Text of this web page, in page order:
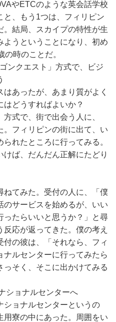
やETCのような英会話学校
と、もう1つは、フィリピン
。結局、スカイプの特性が生
うということになり、初め
の時のことだ。
ンクエスト」方式で、ビジ
あったが、あまり質がよく
どうすればよいか？
式で、街で出会う人に、
。フィリピンの街に出て、い
れたところに行ってみる。
ば、だんだん正解にたどり
ねてみた。受付の人に、「僕
のサービスを始めるが、いい
ったらいいと思うか？」と尋
応が返ってきた。僕の考え
の彼は、「それなら、フィ
ナルセンターに行ってみたら
っそく、そこに出かけてみる
ショナルセンターへ
ョナルセンターというの
用寮の中にあった。周囲をい